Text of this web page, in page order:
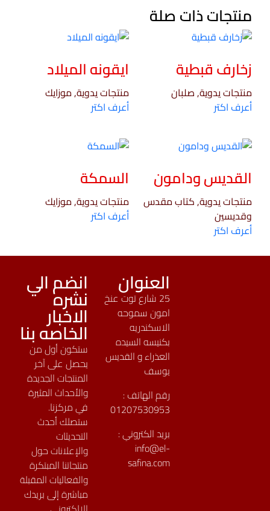
منتجات ذات صلة
زخارف قبطية
منتجات يدوية, صلبان
أعرف اكتر
ايقونه الميلاد
منتجات يدوية, موزايك
أعرف اكتر
القديس ودامون
منتجات يدوية, كتاب مقدس
وقديسين
أعرف اكتر
السمكة
منتجات يدوية, موزايك
أعرف اكتر
العنوان
25 شارع توت عنخ
امون سموحه
الاسكندريه
بكنيسه السيده
العذراء و القديس
يوسف
رقم الهاتف :
01207530953
بريد الكتروني :
info@el-
safina.com
انضم الي
نشره
الاخبار
الخاصه بنا
ستكون أول من
يحصل على آخر
المنتجات الجديدة
والأحداث المثيرة
في مركزنا.
ستصلك أحدث
التحديثات
والإعلانات حول
منتجاتنا المبتكرة
والفعاليات المقبلة
مباشرة إلى بريدك